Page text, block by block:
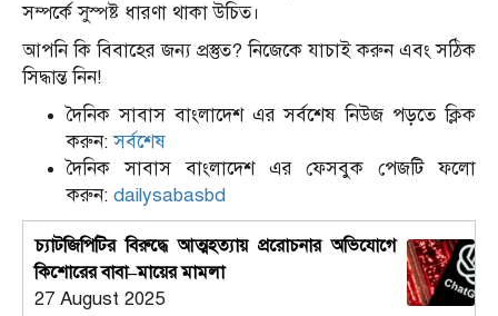
সম্পর্কে সুস্পষ্ট ধারণা থাকা উচিত।
আপনি কি বিবাহের জন্য প্রস্তুত? নিজেকে যাচাই করুন এবং সঠিক
সিদ্ধান্ত নিন!
দৈনিক সাবাস বাংলাদেশ এর সর্বশেষ নিউজ পড়তে ক্লিক
করুন:সর্বশেষ
দৈনিক সাবাস বাংলাদেশ এর ফেসবুক পেজটি ফলো
করুন: dailysabasbd
চ্যাটজিপিটির বিরুদ্ধে আত্মহত্যায় প্ররোচনার অভিযোগে
কিশোরের বাবা–মায়ের মামলা
27 August 2025